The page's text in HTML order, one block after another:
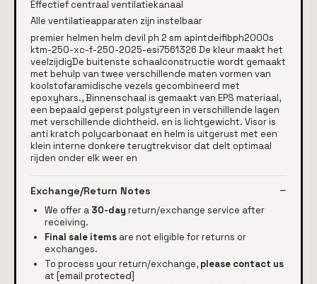
Effectief centraal ventilatiekanaal
Alle ventilatieapparaten zijn instelbaar
premier helmen helm devil ph 2 sm apintdeifibph2000s
ktm-250-xc-f-250-2025-esi7561326 De kleur maakt het
veelzijdigDe buitenste schaalconstructie wordt gemaakt
met behulp van twee verschillende maten vormen van
koolstofaramidische vezels gecombineerd met
epoxyhars., Binnenschaal is gemaakt van EPS materiaal,
een bepaald geperst polystyreen in verschillende lagen
met verschillende dichtheid. en is lichtgewicht. Visor is
anti kratch polycarbonaat en helm is uitgerust met een
klein interne donkere terugtrekvisor dat delt optimaal
rijden onder elk weer en
Exchange/Return Notes
We offer a 30-day return/exchange service after
receiving.
Final sale items are not eligible for returns or
exchanges.
To process your return/exchange, please contact us
at [email protected]